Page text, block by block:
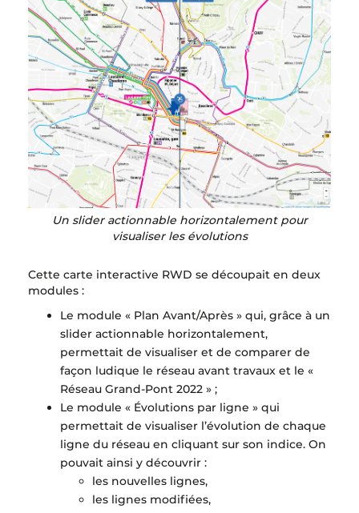
Un slider actionnable horizontalement pour
visualiser les évolutions
Cette carte interactive RWD se découpait en deux
modules :
Le module « Plan Avant/Après » qui, grâce à un
slider actionnable horizontalement,
permettait de visualiser et de comparer de
façon ludique le réseau avant travaux et le «
Réseau Grand-Pont 2022 » ;
Le module « Évolutions par ligne » qui
permettait de visualiser l’évolution de chaque
ligne du réseau en cliquant sur son indice. On
pouvait ainsi y découvrir :
les nouvelles lignes,
les lignes modifiées,